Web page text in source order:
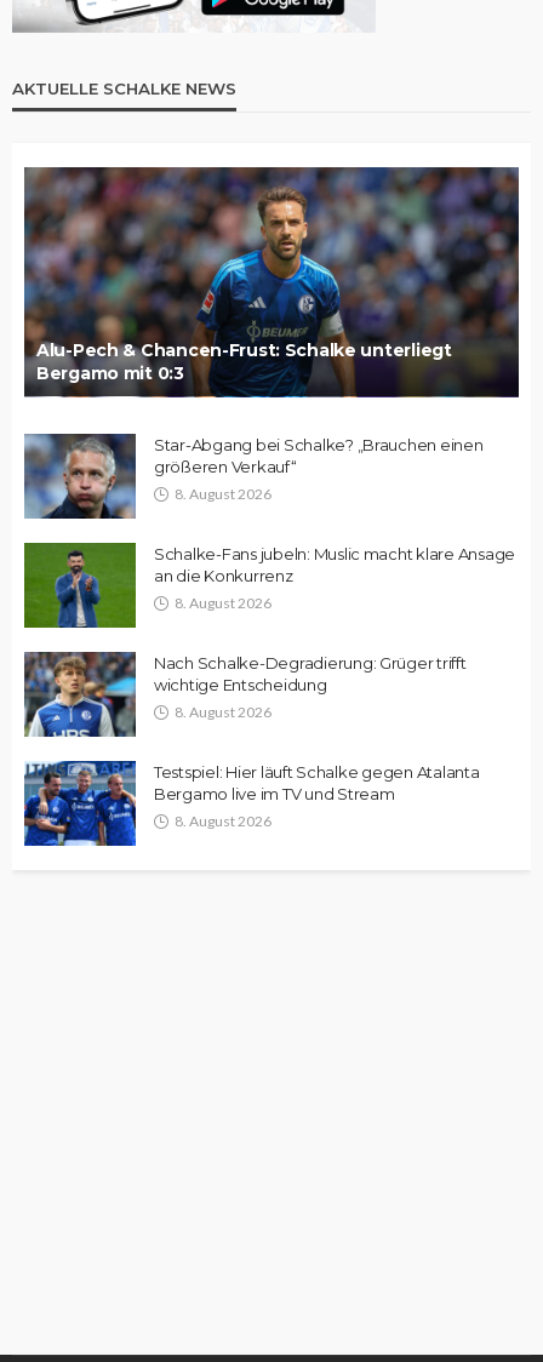
AKTUELLE SCHALKE NEWS
Alu-Pech & Chancen-Frust: Schalke unterliegt
Bergamo mit 0:3
Star-Abgang bei Schalke? „Brauchen einen
größeren Verkauf“
8. August 2026
Schalke-Fans jubeln: Muslic macht klare Ansage
an die Konkurrenz
8. August 2026
Nach Schalke-Degradierung: Grüger trifft
wichtige Entscheidung
8. August 2026
Testspiel: Hier läuft Schalke gegen Atalanta
Bergamo live im TV und Stream
8. August 2026